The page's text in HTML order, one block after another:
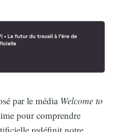
par le média Welcome to
pour comprendre